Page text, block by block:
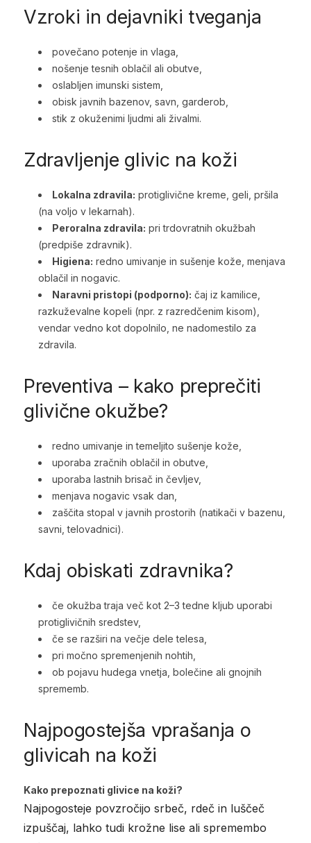
Vzroki in dejavniki tveganja
povečano potenje in vlaga,
nošenje tesnih oblačil ali obutve,
oslabljen imunski sistem,
obisk javnih bazenov, savn, garderob,
stik z okuženimi ljudmi ali živalmi.
Zdravljenje glivic na koži
Lokalna zdravila: protiglivične kreme, geli, pršila
(na voljo v lekarnah).
Peroralna zdravila: pri trdovratnih okužbah
(predpiše zdravnik).
Higiena: redno umivanje in sušenje kože, menjava
oblačil in nogavic.
Naravni pristopi (podporno): čaj iz kamilice,
razkuževalne kopeli (npr. z razredčenim kisom),
vendar vedno kot dopolnilo, ne nadomestilo za
zdravila.
Preventiva – kako preprečiti
glivične okužbe?
redno umivanje in temeljito sušenje kože,
uporaba zračnih oblačil in obutve,
uporaba lastnih brisač in čevljev,
menjava nogavic vsak dan,
zaščita stopal v javnih prostorih (natikači v bazenu,
savni, telovadnici).
Kdaj obiskati zdravnika?
če okužba traja več kot 2–3 tedne kljub uporabi
protiglivičnih sredstev,
če se razširi na večje dele telesa,
pri močno spremenjenih nohtih,
ob pojavu hudega vnetja, bolečine ali gnojnih
sprememb.
Najpogostejša vprašanja o
glivicah na koži
Kako prepoznati glivice na koži?
Najpogosteje povzročijo srbeč, rdeč in luščeč
izpuščaj, lahko tudi krožne lise ali spremembo